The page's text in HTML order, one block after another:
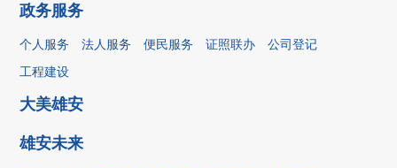
政务服务
个人服务 法人服务 便民服务 证照联办
公司登记
工程建设
大美雄安
雄安未来